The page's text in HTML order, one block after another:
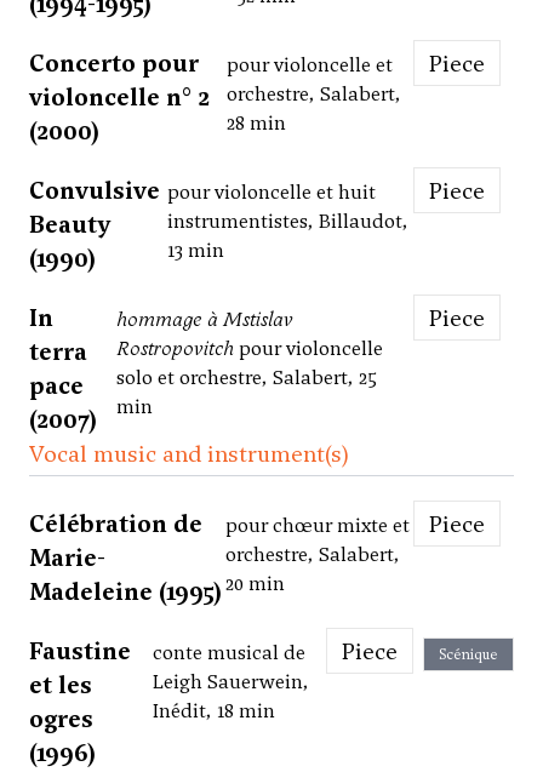
Concerto pour
violoncelle n° 2
(2000)
pour violoncelle et
orchestre, Salabert,
28 min
Piece
Convulsive
Beauty
(1990)
pour violoncelle et huit
instrumentistes, Billaudot,
13 min
Piece
In
terra
pace
(2007)
hommage à Mstislav
Rostropovitchpour violoncelle
solo et orchestre, Salabert, 25
min
Piece
Vocal music and instrument(s)
Célébration de
Marie-
Madeleine (1995)
pour chœur mixte et
orchestre, Salabert,
20 min
Piece
Faustine
et les
ogres
(1996)
conte musical de
Leigh Sauerwein,
Inédit, 18 min
Piece Scénique